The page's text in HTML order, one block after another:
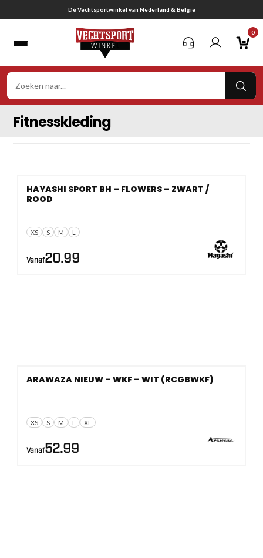
naar
Dé Vechtsportwinkel van Nederland & België
0
Fitnesskleding
XS S M L
HAYASHI SPORT BH – FLOWERS – ZWART /
ROOD
Vanaf20.99
XS S M L XL
ARAWAZA NIEUW – WKF – WIT (RCGBWKF)
Vanaf52.99